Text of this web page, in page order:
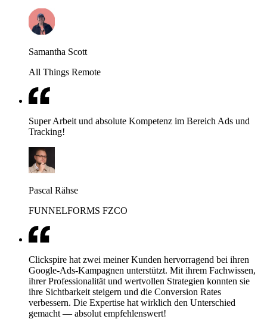
Samantha Scott
All Things Remote
Super Arbeit und absolute Kompetenz im Bereich Ads und
Tracking!
Pascal Rähse
FUNNELFORMS FZCO
Clickspire hat zwei meiner Kunden hervorragend bei ihren
Google-Ads-Kampagnen unterstützt. Mit ihrem Fachwissen,
ihrer Professionalität und wertvollen Strategien konnten sie
ihre Sichtbarkeit steigern und die Conversion Rates
verbessern. Die Expertise hat wirklich den Unterschied
gemacht — absolut empfehlenswert!